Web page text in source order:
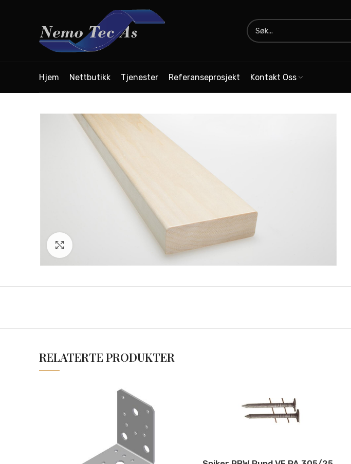
Hjem Nettbutikk Tjenester Referanseprosjekt Kontakt Oss
RELATERTE PRODUKTER